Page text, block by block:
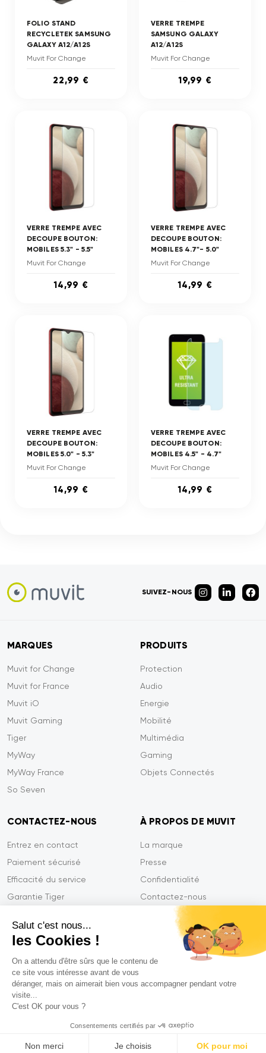
Salut c'est nous...
les Cookies !
On a attendu d'être sûrs que le contenu de
ce site vous intéresse avant de vous
déranger, mais on aimerait bien vous accompagner pendant votre
visite...
C'est OK pour vous ?
Consentements certifiés par
Non merci Je choisis OK pour moi
FOLIO STAND
RECYCLETEK SAMSUNG
GALAXY A12/A12S
Muvit For Change
22,99 €
VERRE TREMPE
SAMSUNG GALAXY
A12/A12S
Muvit For Change
19,99 €
VERRE TREMPE AVEC
DECOUPE BOUTON:
MOBILES 5.3" - 5.5"
Muvit For Change
14,99 €
VERRE TREMPE AVEC
DECOUPE BOUTON:
MOBILES 4.7"- 5.0"
Muvit For Change
14,99 €
VERRE TREMPE AVEC
DECOUPE BOUTON:
MOBILES 5.0" - 5.3"
Muvit For Change
14,99 €
VERRE TREMPE AVEC
DECOUPE BOUTON:
MOBILES 4.5" - 4.7"
Muvit For Change
14,99 €
SUIVEZ-NOUS
MARQUES
Muvit for Change
Muvit for France
Muvit iO
Muvit Gaming
Tiger
MyWay
MyWay France
So Seven
PRODUITS
Protection
Audio
Energie
Mobilité
Multimédia
Gaming
Objets Connectés
CONTACTEZ-NOUS
Entrez en contact
Paiement sécurisé
Efficacité du service
Garantie Tiger
À PROPOS DE MUVIT
La marque
Presse
Confidentialité
Contactez-nous
Mentions légales
Déclarations de conformité